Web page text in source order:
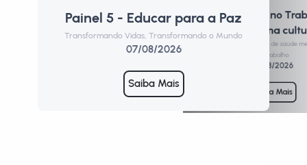
Painel 5 - Educar para a Paz
Transformando Vidas, Transformando o Mundo
07/08/2026
Saiba Mais
Saúde Mental no
Promoção de uma
Formação para profissionais de saúde
de trabalho.
10/08/2026
Saiba Mais